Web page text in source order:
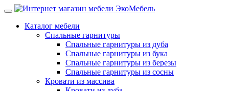
Каталог мебели
Спальные гарнитуры
Спальные гарнитуры из дуба
Спальные гарнитуры из бука
Спальные гарнитуры из березы
Спальные гарнитуры из сосны
Кровати из массива